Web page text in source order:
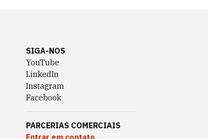
SIGA-NOS
YouTube
LinkedIn
Instagram
Facebook
PARCERIAS COMERCIAIS
Entrar em contato